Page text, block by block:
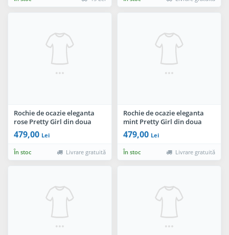
Rochie de ocazie eleganta
rose Pretty Girl din doua
piese
479,00 Lei
În stoc Livrare gratuită
Rochie de ocazie eleganta
mint Pretty Girl din doua
piese
479,00 Lei
În stoc Livrare gratuită